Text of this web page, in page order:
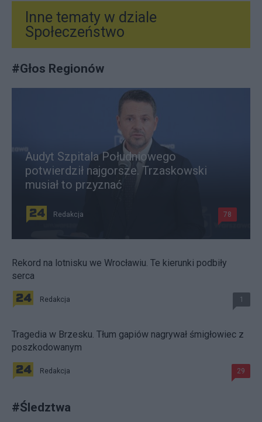
Inne tematy w dziale
Społeczeństwo
#Głos Regionów
Audyt Szpitala Południowego
potwierdził najgorsze. Trzaskowski
musiał to przyznać
Redakcja 78
Rekord na lotnisku we Wrocławiu. Te kierunki podbiły
serca
Redakcja 1
Tragedia w Brzesku. Tłum gapiów nagrywał śmigłowiec z
poszkodowanym
Redakcja 29
#Śledztwa